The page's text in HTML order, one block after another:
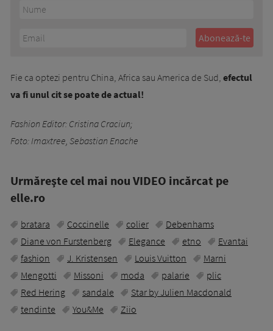
Fie ca optezi pentru China, Africa sau America de Sud, efectul
va fi unul cit se poate de actual!
Fashion Editor: Cristina Craciun;
Foto: Imaxtree, Sebastian Enache
Urmăreşte cel mai nou VIDEO incărcat pe
elle.ro
bratara Coccinelle colier
Debenhams
Diane von Furstenberg
Elegance etno
Evantai
fashion
J. Kristensen Louis Vuitton
Marni
Mengotti
Missoni moda palarie
plic
Red Hering
sandale
Star by Julien Macdonald
tendinte
You&Me Ziio